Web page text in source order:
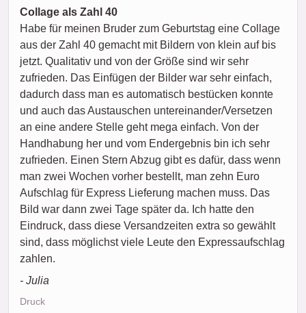
Collage als Zahl 40
Habe für meinen Bruder zum Geburtstag eine Collage
aus der Zahl 40 gemacht mit Bildern von klein auf bis
jetzt. Qualitativ und von der Größe sind wir sehr
zufrieden. Das Einfügen der Bilder war sehr einfach,
dadurch dass man es automatisch bestücken konnte
und auch das Austauschen untereinander/Versetzen
an eine andere Stelle geht mega einfach. Von der
Handhabung her und vom Endergebnis bin ich sehr
zufrieden. Einen Stern Abzug gibt es dafür, dass wenn
man zwei Wochen vorher bestellt, man zehn Euro
Aufschlag für Express Lieferung machen muss. Das
Bild war dann zwei Tage später da. Ich hatte den
Eindruck, dass diese Versandzeiten extra so gewählt
sind, dass möglichst viele Leute den Expressaufschlag
zahlen.
- Julia
Druck